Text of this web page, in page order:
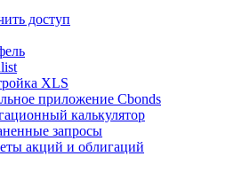
доступ
XLS
приложение Cbonds
калькулятор
запросы
акций и облигаций